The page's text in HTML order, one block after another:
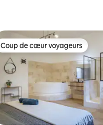
Coup de cœur voyageurs
Coup de cœur voyageurs